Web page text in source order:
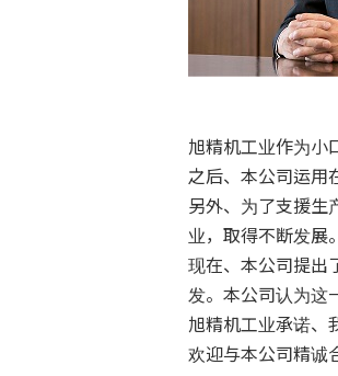
旭精机工业作为小
之后、本公司运用
另外、为了支援生
业，取得不断发展。
现在、本公司提出
发。本公司认为这
旭精机工业承诺、
欢迎与本公司精诚